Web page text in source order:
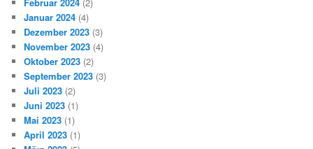
Januar 2024 (4)
Dezember 2023 (3)
November 2023 (4)
Oktober 2023 (2)
September 2023 (3)
Juli 2023 (2)
Juni 2023 (1)
Mai 2023 (1)
April 2023 (1)